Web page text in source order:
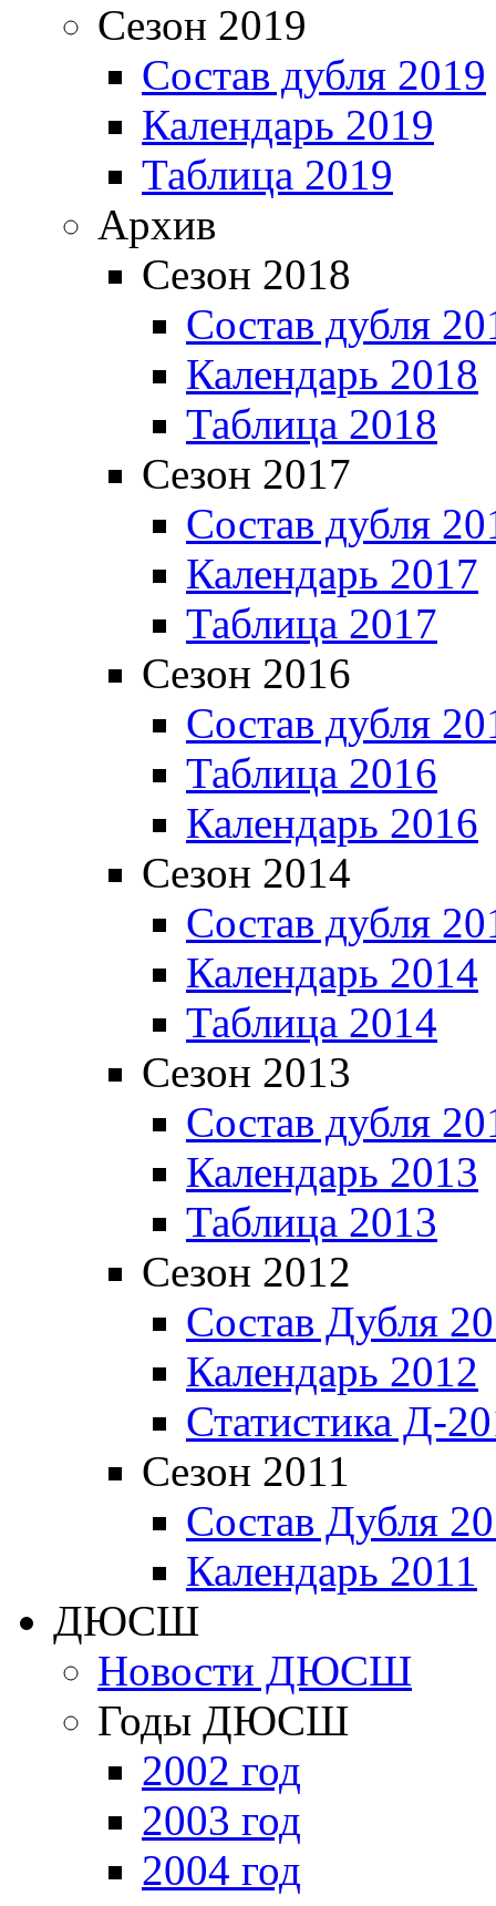
Сезон 2019
Состав дубля 2019
Календарь 2019
Таблица 2019
Архив
Сезон 2018
Состав дубля
Календарь 2018
Таблица 2018
Сезон 2017
Состав дубля
Календарь 2017
Таблица 2017
Сезон 2016
Состав дубля
Таблица 2016
Календарь 2016
Сезон 2014
Состав дубля
Календарь 2014
Таблица 2014
Сезон 2013
Состав дубля
Календарь 2013
Таблица 2013
Сезон 2012
Состав Дубля
Календарь 2012
Статистика Д-
Сезон 2011
Состав Дубля
Календарь 2011
ДЮСШ
Новости ДЮСШ
Годы ДЮСШ
2002 год
2003 год
2004 год